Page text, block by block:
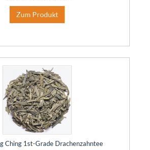
Zum Produkt
Ching 1st-Grade Drachenzahntee